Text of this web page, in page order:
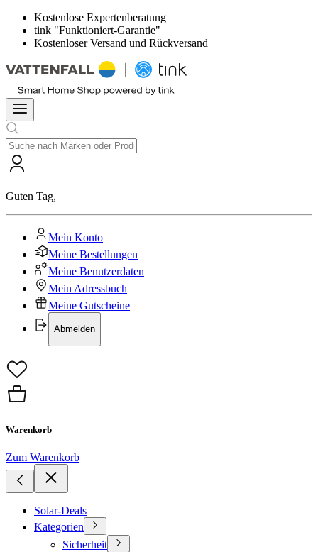
Kostenlose Expertenberatung
tink "Funktioniert-Garantie"
Kostenloser Versand und Rückversand
Guten Tag,
Mein Konto
Meine Bestellungen
Meine Benutzerdaten
Mein Adressbuch
Meine Gutscheine
Abmelden
Warenkorb
Zum Warenkorb
Solar-Deals
Kategorien
Sicherheit